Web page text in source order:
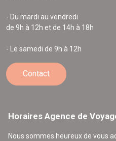
- Du mardi au vendredi
de 9h à 12h et de 14h à 18h
- Le samedi de 9h à 12h
Contact
Horaires Agence de
Nous sommes heureux de vous